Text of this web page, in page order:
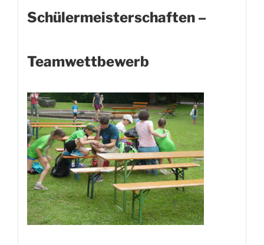
Schülermeisterschaften –
Teamwettbewerb